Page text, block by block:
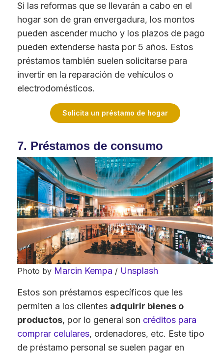
Si las reformas que se llevarán a cabo en el
hogar son de gran envergadura, los montos
pueden ascender mucho y los plazos de pago
pueden extenderse hasta por 5 años. Estos
préstamos también suelen solicitarse para
invertir en la reparación de vehículos o
electrodomésticos.
Solicita un préstamo de hogar
7. Préstamos de consumo
Photo by Marcin Kempa / Unsplash
Estos son préstamos específicos que les
permiten a los clientes adquirir bienes o
productos, por lo general son créditos para
comprar celulares, ordenadores, etc. Este tipo
de préstamo personal se suelen pagar en